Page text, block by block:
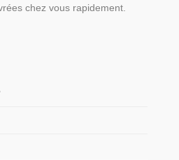
chez vous rapidement.